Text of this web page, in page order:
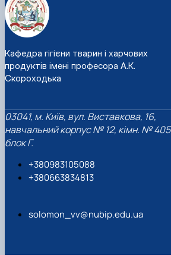
Кафедра гігієни тварин і харчових
продуктів імені професора А.К.
Скороходька
03041, м. Київ, вул. Виставкова, 16,
навчальний корпус № 12, кімн. № 405
блок Г.
+380983105088
+380663834813
solomon_vv@nubip.edu.ua